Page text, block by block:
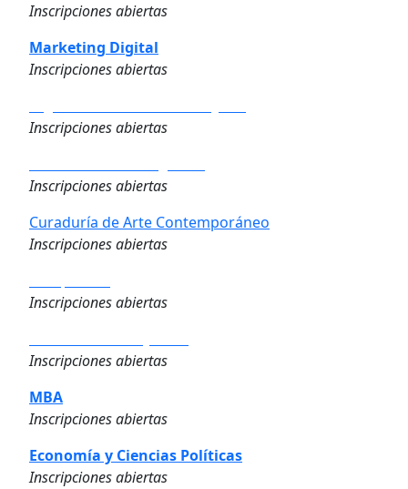
Inscripciones abiertas
Marketing Digital
Inscripciones abiertas
Inscripciones abiertas
Inscripciones abiertas
Curaduría de Arte Contemporáneo
Inscripciones abiertas
Inscripciones abiertas
Inscripciones abiertas
MBA
Inscripciones abiertas
Economía y Ciencias Políticas
Inscripciones abiertas